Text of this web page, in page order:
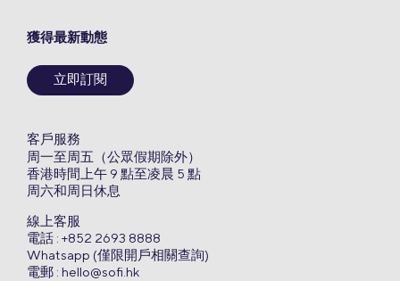
獲得最新動態
立即訂閱
客戶服務
周一至周五（公眾假期除外）
香港時間上午 9 點至凌晨 5 點
周六和周日休息
線上客服
電話 : +852 2693 8888
Whatsapp (僅限開戶相關查詢)
電郵 : hello@sofi.hk